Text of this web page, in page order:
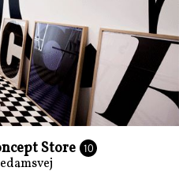
Store 10